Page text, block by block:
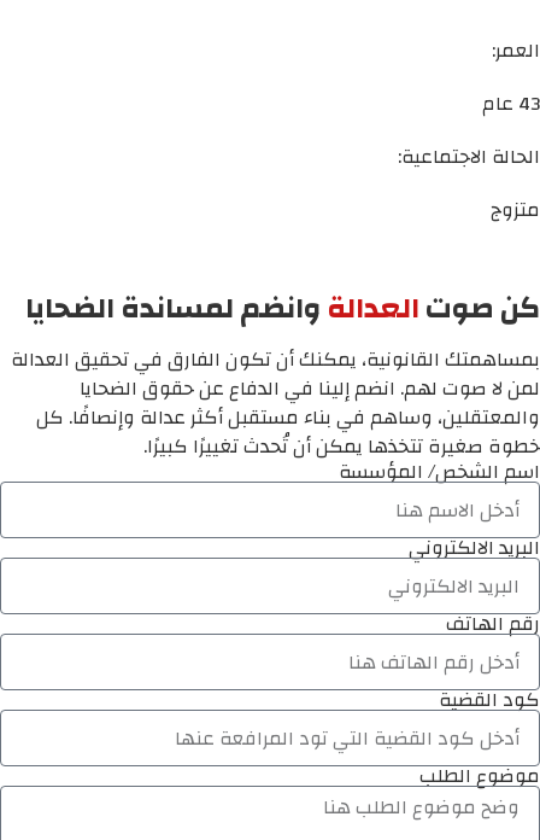
العمر:
43 عام
الحالة الاجتماعية:
متزوج
كن صوتالعدالةوانضم لمساندة الضحايا
بمساهمتك القانونية، يمكنك أن تكون الفارق في تحقيق العدالة
لمن لا صوت لهم. انضم إلينا في الدفاع عن حقوق الضحايا
والمعتقلين، وساهم في بناء مستقبل أكثر عدالة وإنصافًا. كل
خطوة صغيرة تتخذها يمكن أن تُحدث تغييرًا كبيرًا.
اسم الشخص/ المؤسسة
البريد الالكتروني
رقم الهاتف
كود القضية
موضوع الطلب